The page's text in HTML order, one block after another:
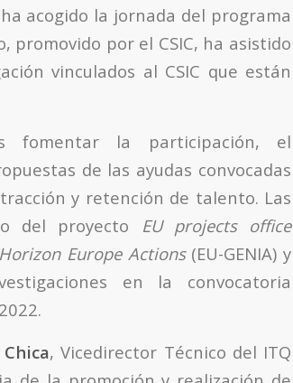
acogido la jornada del programa
promovido por el CSIC, ha asistido
vinculados al CSIC que están
fomentar la participación, el
de las ayudas convocadas
y retención de talento. Las
del proyecto EU projects office
Europe Actions(EU-GENIA) y
en la convocatoria
, Vicedirector Técnico del ITQ